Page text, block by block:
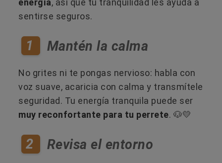
energía, así que tu tranquilidad les ayuda a
sentirse seguros.
1 Mantén la calma
No grites ni te pongas nervioso: habla con
voz suave, acaricia con calma y transmítele
seguridad. Tu energía tranquila puede ser
muy reconfortante para tu perrete. 🐶💛
2 Revisa el entorno